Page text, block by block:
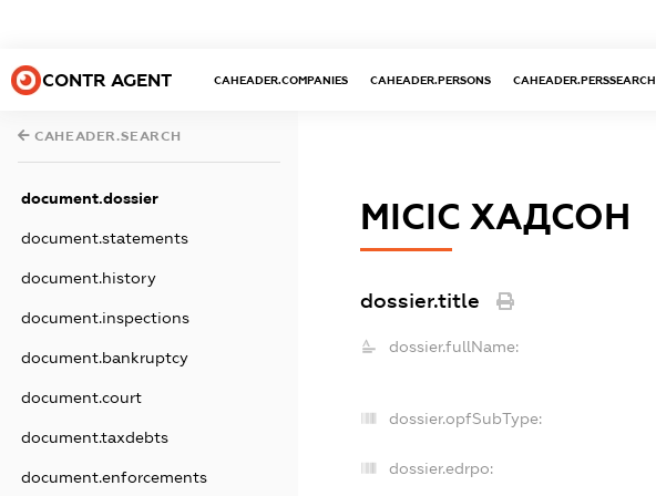
CONTR AGENT CAHEADER.COMPANIES CAHEADER.PERSONS CAHEADER.PERSSEARCH
CAHEADER.SEARCH
document.dossier
document.statements
document.history
document.inspections
document.bankruptcy
document.court
document.taxdebts
document.enforcements
МІСІС ХАДСОН
dossier.title
dossier.fullName:
dossier.opfSubType:
dossier.edrpo: